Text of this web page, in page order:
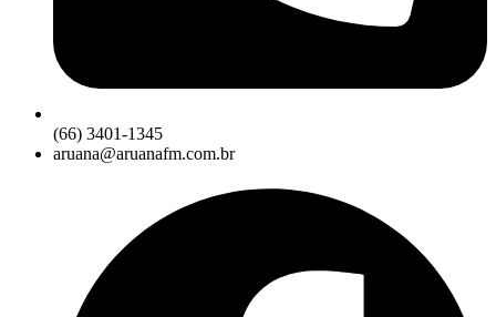
(66) 3401-1345
aruana@aruanafm.com.br